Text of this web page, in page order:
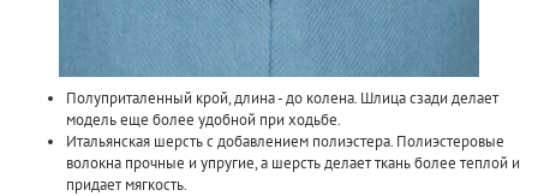
Полуприталенный крой, длина - до колена. Шлица сзади делает
модель еще более удобной при ходьбе.
Итальянская шерсть с добавлением полиэстера. Полиэстеровые
волокна прочные и упругие, а шерсть делает ткань более теплой и
придает мягкость.